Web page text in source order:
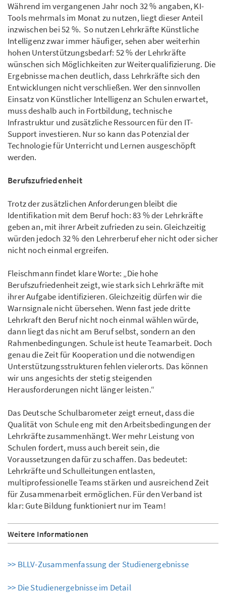
Während im vergangenen Jahr noch 32 % angaben, KI-
Tools mehrmals im Monat zu nutzen, liegt dieser Anteil
inzwischen bei 52 %. So nutzen Lehrkräfte Künstliche
Intelligenz zwar immer häufiger, sehen aber weiterhin
hohen Unterstützungsbedarf: 52 % der Lehrkräfte
wünschen sich Möglichkeiten zur Weiterqualifizierung. Die
Ergebnisse machen deutlich, dass Lehrkräfte sich den
Entwicklungen nicht verschließen. Wer den sinnvollen
Einsatz von Künstlicher Intelligenz an Schulen erwartet,
muss deshalb auch in Fortbildung, technische
Infrastruktur und zusätzliche Ressourcen für den IT-
Support investieren. Nur so kann das Potenzial der
Technologie für Unterricht und Lernen ausgeschöpft
werden.
Berufszufriedenheit
Trotz der zusätzlichen Anforderungen bleibt die
Identifikation mit dem Beruf hoch: 83 % der Lehrkräfte
geben an, mit ihrer Arbeit zufrieden zu sein. Gleichzeitig
würden jedoch 32 % den Lehrerberuf eher nicht oder sicher
nicht noch einmal ergreifen.
Fleischmann findet klare Worte: „Die hohe
Berufszufriedenheit zeigt, wie stark sich Lehrkräfte mit
ihrer Aufgabe identifizieren. Gleichzeitig dürfen wir die
Warnsignale nicht übersehen. Wenn fast jede dritte
Lehrkraft den Beruf nicht noch einmal wählen würde,
dann liegt das nicht am Beruf selbst, sondern an den
Rahmenbedingungen. Schule ist heute Teamarbeit. Doch
genau die Zeit für Kooperation und die notwendigen
Unterstützungsstrukturen fehlen vielerorts. Das können
wir uns angesichts der stetig steigenden
Herausforderungen nicht länger leisten.“
Das Deutsche Schulbarometer zeigt erneut, dass die
Qualität von Schule eng mit den Arbeitsbedingungen der
Lehrkräfte zusammenhängt. Wer mehr Leistung von
Schulen fordert, muss auch bereit sein, die
Voraussetzungen dafür zu schaffen. Das bedeutet:
Lehrkräfte und Schulleitungen entlasten,
multiprofessionelle Teams stärken und ausreichend Zeit
für Zusammenarbeit ermöglichen. Für den Verband ist
klar: Gute Bildung funktioniert nur im Team!
Weitere Informationen
>> BLLV-Zusammenfassung der Studienergebnisse
>> Die Studienergebnisse im Detail